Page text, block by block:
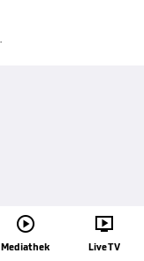

Mediathek

Live TV